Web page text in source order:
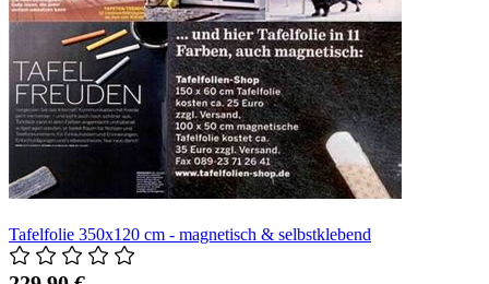
Tafelfolie 350x120 cm - magnetisch & selbstklebend